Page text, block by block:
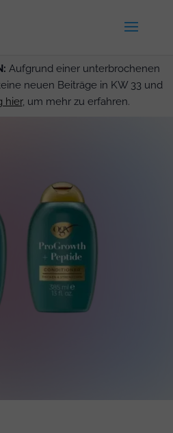
Aufgrund einer unterbrochenen
neuen Beiträge in KW 33 und
hier, um mehr zu erfahren.